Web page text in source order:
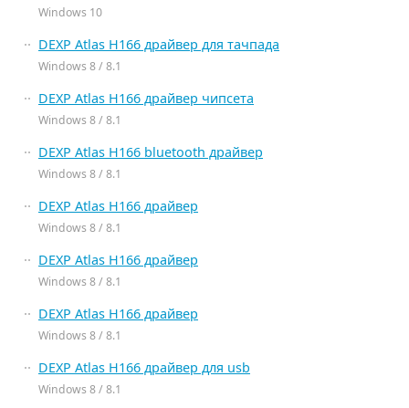
Windows 10
DEXP Atlas H166 драйвер для тачпада
Windows 8 / 8.1
DEXP Atlas H166 драйвер чипсета
Windows 8 / 8.1
DEXP Atlas H166 bluetooth драйвер
Windows 8 / 8.1
DEXP Atlas H166 драйвер
Windows 8 / 8.1
DEXP Atlas H166 драйвер
Windows 8 / 8.1
DEXP Atlas H166 драйвер
Windows 8 / 8.1
DEXP Atlas H166 драйвер для usb
Windows 8 / 8.1